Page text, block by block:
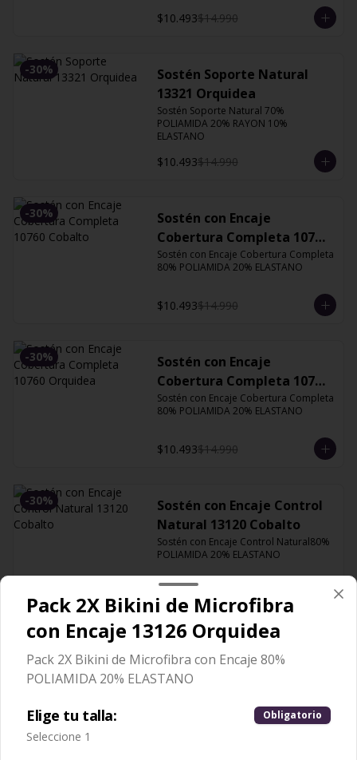
$10.493$14.990
-30%
Sostén Soporte Natural
13321 Orquidea
Sostén Soporte Natural 70%
POLIAMIDA 20% RAYON 10%
ELASTANO
$10.493$14.990
-30%
Sostén con Encaje
Cobertura Completa 10760
Cobalto
Sostén con Encaje Cobertura Completa
80% POLIAMIDA 20% ELASTANO
$10.493$14.990
-30%
Sostén con Encaje
Cobertura Completa 10760
Orquidea
Sostén con Encaje Cobertura Completa
80% POLIAMIDA 20% ELASTANO
$10.493$14.990
-30%
Sostén con Encaje Control
Natural 13120 Cobalto
Sostén con Encaje Control Natural80%
POLIAMIDA 20% ELASTANO
Natural 13120 Orquidea
Sostén con Encaje Control Natural80%
Pack 2X Bikini de Microfibra
con Encaje 13126 Orquidea
Pack 2X Bikini de Microfibra con Encaje 80%
POLIAMIDA 20% ELASTANO
Elige tu talla: Obligatorio
Seleccione 1